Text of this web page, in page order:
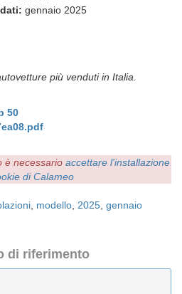
gennaio 2025
più venduti in Italia.
50
è necessario accettare l'installazione
di Calameo
modello 2025 gennaio
di riferimento